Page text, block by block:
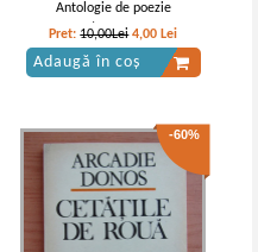
Antologie de poezie
contemporana
Pret:10,00Lei 4,00 Lei
Adaugă în coș
-60%